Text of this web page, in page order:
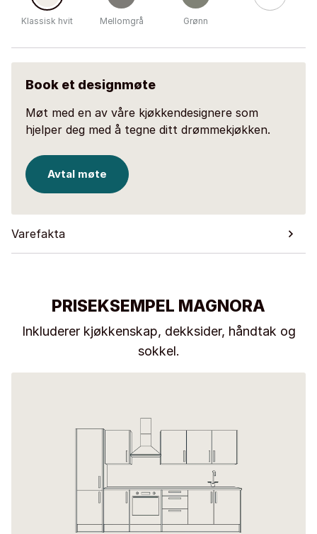
Klassisk hvit Mellomgrå Grønn
Book et designmøte
Møt med en av våre kjøkkendesignere som
hjelper deg med å tegne ditt drømmekjøkken.
Avtal møte
Varefakta
PRISEKSEMPEL MAGNORA
Inkluderer kjøkkenskap, dekksider, håndtak og
sokkel.